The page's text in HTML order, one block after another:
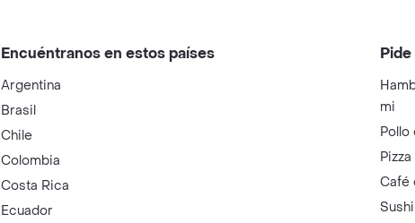
Encuéntranos en estos países
Argentina
Brasil
Chile
Colombia
Costa Rica
Ecuador
mi
Café